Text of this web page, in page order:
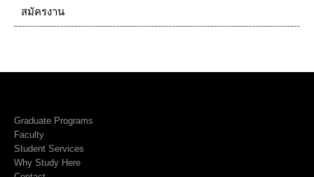
สมัครงาน
Graduate Programs
Faculty
Student Services
Why Study Here